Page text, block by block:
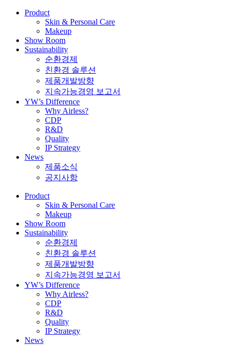
Product
Skin & Personal Care
Makeup
Show Room
Sustainability
순환경제
친환경 솔루션
제품개발방향
지속가능경영 보고서
YW’s Difference
Why Airless?
CDP
R&D
Quality
IP Strategy
News
제품소식
공지사항
Product
Skin & Personal Care
Makeup
Show Room
Sustainability
순환경제
친환경 솔루션
제품개발방향
지속가능경영 보고서
YW’s Difference
Why Airless?
CDP
R&D
Quality
IP Strategy
News